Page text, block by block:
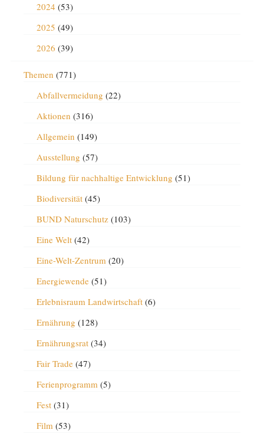
2024 (53)
2025 (49)
2026 (39)
Themen (771)
Abfallvermeidung (22)
Aktionen (316)
Allgemein (149)
Ausstellung (57)
Bildung für nachhaltige Entwicklung (51)
Biodiversität(45)
BUND Naturschutz(103)
Eine Welt(42)
Eine-Welt-Zentrum(20)
Energiewende(51)
Erlebnisraum Landwirtschaft(6)
Ernährung (128)
Ernährungsrat(34)
Fair Trade(47)
Ferienprogramm(5)
Fest(31)
Film(53)